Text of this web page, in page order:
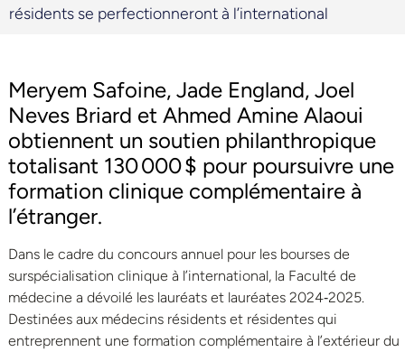
résidents se perfectionneront à l’international
Meryem Safoine, Jade England, Joel
Neves Briard et Ahmed Amine Alaoui
obtiennent un soutien philanthropique
totalisant 130 000 $ pour poursuivre une
formation clinique complémentaire à
l’étranger.
Dans le cadre du concours annuel pour les bourses de
surspécialisation clinique à l’international, la Faculté de
médecine a dévoilé les lauréats et lauréates 2024‑2025.
Destinées aux médecins résidents et résidentes qui
entreprennent une formation complémentaire à l’extérieur du